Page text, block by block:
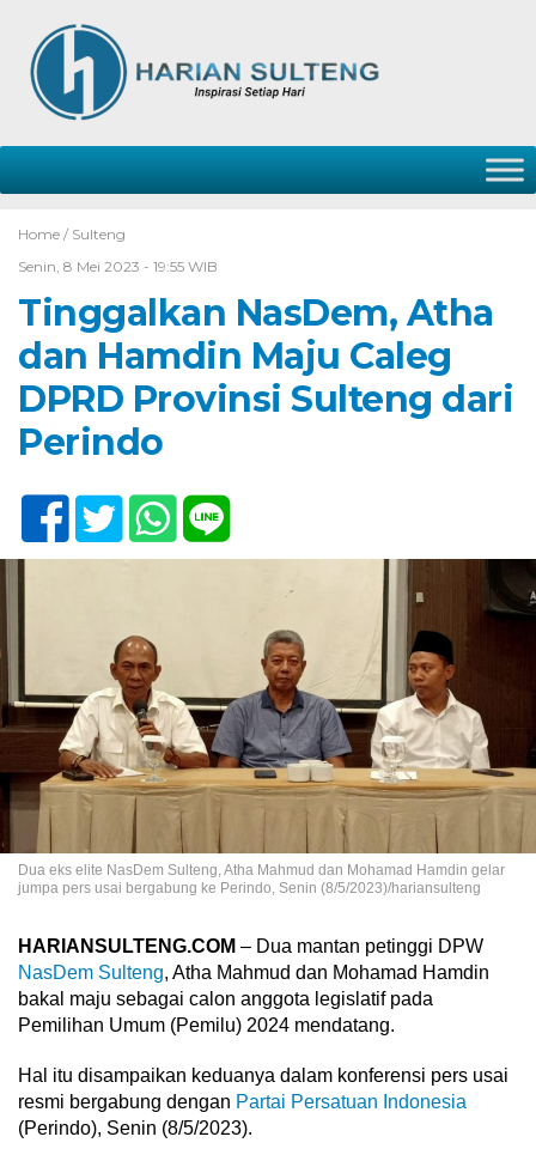
Home / Sulteng
Senin, 8 Mei 2023 - 19:55 WIB
Tinggalkan NasDem, Atha
dan Hamdin Maju Caleg
DPRD Provinsi Sulteng dari
Perindo
Dua eks elite NasDem Sulteng, Atha Mahmud dan Mohamad Hamdin gelar
jumpa pers usai bergabung ke Perindo, Senin (8/5/2023)/hariansulteng
HARIANSULTENG.COM – Dua mantan petinggi DPW
NasDem Sulteng, Atha Mahmud dan Mohamad Hamdin
bakal maju sebagai calon anggota legislatif pada
Pemilihan Umum (Pemilu) 2024 mendatang.
Hal itu disampaikan keduanya dalam konferensi pers usai
resmi bergabung dengan Partai Persatuan Indonesia
(Perindo), Senin (8/5/2023).